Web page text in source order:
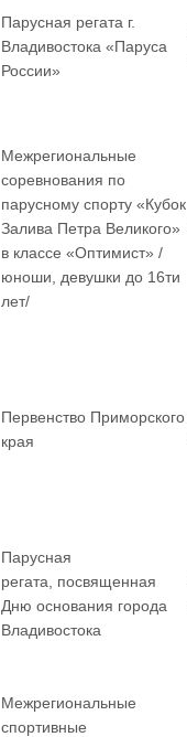
Парусная регата г.
Владивостока «Паруса
России»
Межрегиональные
соревнования по
парусному спорту «Кубок
Залива Петра Великого»
в классе «Оптимист» /
юноши, девушки до 16ти
лет/
Первенство Приморского
края
Парусная
регата, посвященная
Дню основания города
Владивостока
Межрегиональные
спортивные